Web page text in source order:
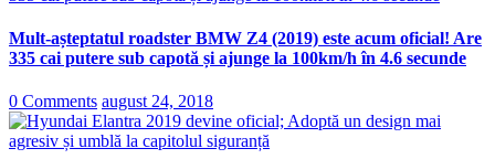
Mult-așteptatul roadster BMW Z4 (2019) este acum oficial! Are
335 cai putere sub capotă și ajunge la 100km/h în 4.6 secunde
0 Comments august 24, 2018